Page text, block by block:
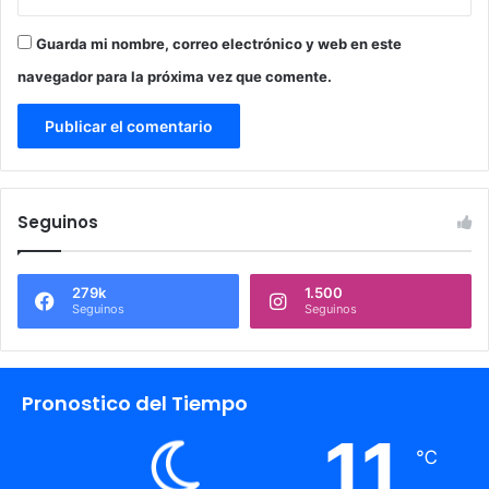
Guarda mi nombre, correo electrónico y web en este
navegador para la próxima vez que comente.
Seguinos
279k
Seguinos
1.500
Seguinos
Pronostico del Tiempo
℃